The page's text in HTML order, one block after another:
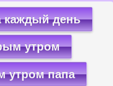
каждый день
утром
утром папа